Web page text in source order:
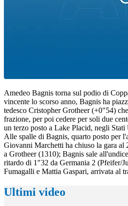
Amedeo Bagnis torna sul podio di
vincente lo scorso anno, Bagnis ha
tedesco Cristopher Grotheer (+0"54)
frazione, per poi cedere per soli due
un terzo posto a Lake Placid, negli
Alle spalle di Bagnis, quarto posto per
Giovanni Marchetti ha chiuso la gara al
a Grotheer (1310); Bagnis sale
ritardo di 1"32 da Germania 2 (Pfeifer/
Fumagalli e Mattia Gaspari, arrivata al
Ultimi video